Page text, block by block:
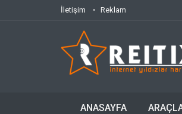
İletişim Reklam
ANASAYFA